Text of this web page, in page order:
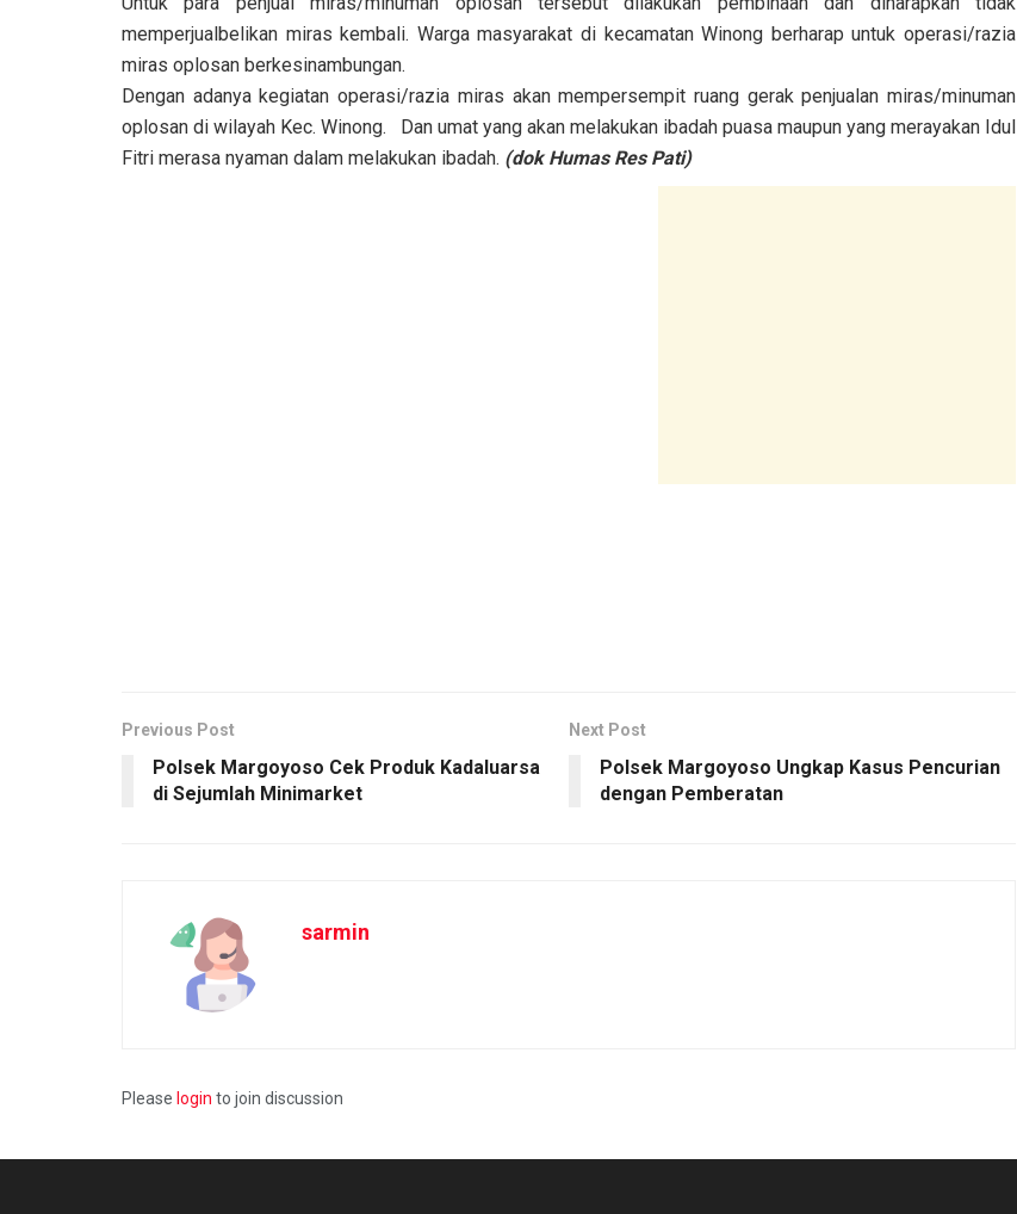
memperjualbelikan miras kembali. Warga masyarakat di kecamatan Winong berharap untuk operasi/razia
miras oplosan berkesinambungan.
Dengan adanya kegiatan operasi/razia miras akan mempersempit ruang gerak penjualan miras/minuman
oplosan di wilayah Kec. Winong. Dan umat yang akan melakukan ibadah puasa maupun yang merayakan Idul
Fitri merasa nyaman dalam melakukan ibadah. (dok Humas Res Pati)
Previous Post
Polsek Margoyoso Cek Produk Kadaluarsa
di Sejumlah Minimarket
Next Post
Polsek Margoyoso Ungkap Kasus Pencurian
dengan Pemberatan
sarmin
Please login to join discussion